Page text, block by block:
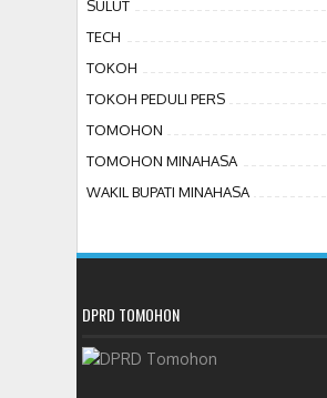
SULUT
TECH
TOKOH
TOKOH PEDULI PERS
TOMOHON
TOMOHON MINAHASA
WAKIL BUPATI MINAHASA
DPRD TOMOHON